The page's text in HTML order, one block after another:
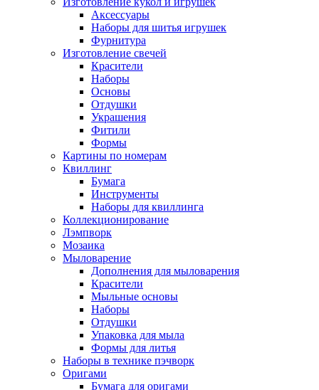
Аксессуары
Наборы для шитья игрушек
Фурнитура
Изготовление свечей
Красители
Наборы
Основы
Отдушки
Украшения
Фитили
Формы
Картины по номерам
Квиллинг
Бумага
Инструменты
Наборы для квиллинга
Коллекционирование
Лэмпворк
Мозаика
Мыловарение
Дополнения для мыловарения
Красители
Мыльные основы
Наборы
Отдушки
Упаковка для мыла
Формы для литья
Наборы в технике пэчворк
Оригами
Бумага для оригами